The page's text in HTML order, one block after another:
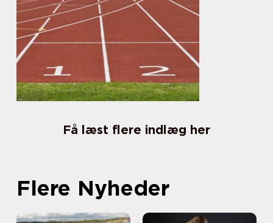
Få læst flere indlæg her
Flere Nyheder